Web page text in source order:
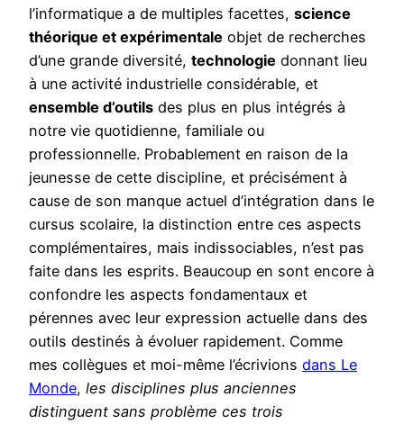
l’informatique a de multiples facettes, science
théorique et expérimentale objet de recherches
d’une grande diversité, technologie donnant lieu
à une activité industrielle considérable, et
ensemble d’outils des plus en plus intégrés à
notre vie quotidienne, familiale ou
professionnelle. Probablement en raison de la
jeunesse de cette discipline, et précisément à
cause de son manque actuel d’intégration dans le
cursus scolaire, la distinction entre ces aspects
complémentaires, mais indissociables, n’est pas
faite dans les esprits. Beaucoup en sont encore à
confondre les aspects fondamentaux et
pérennes avec leur expression actuelle dans des
outils destinés à évoluer rapidement. Comme
mes collègues et moi-même l’écrivions dans Le
Monde, les disciplines plus anciennes
distinguent sans problème ces trois